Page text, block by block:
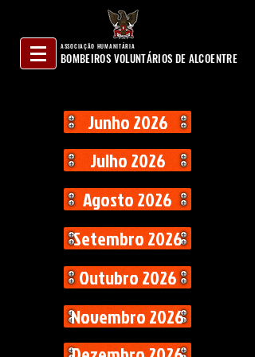
ASSOCIAÇÃO HUMANITÁRIA
BOMBEIROS VOLUNTÁRIOS DE ALCOENTRE
Junho 2026
Julho 2026
Agosto 2026
Setembro 2026
Outubro 2026
Novembro 2026